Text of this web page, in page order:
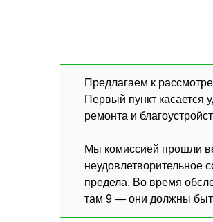
Предлагаем к
Первый пункт касается
ремонта и
Мы комиссией прошли
неудовлетворительное
предела. Во время
там 9 — они должны